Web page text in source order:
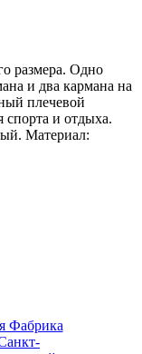
размера. Одно
и два кармана на
плечевой
спорта и отдыха.
Материал: